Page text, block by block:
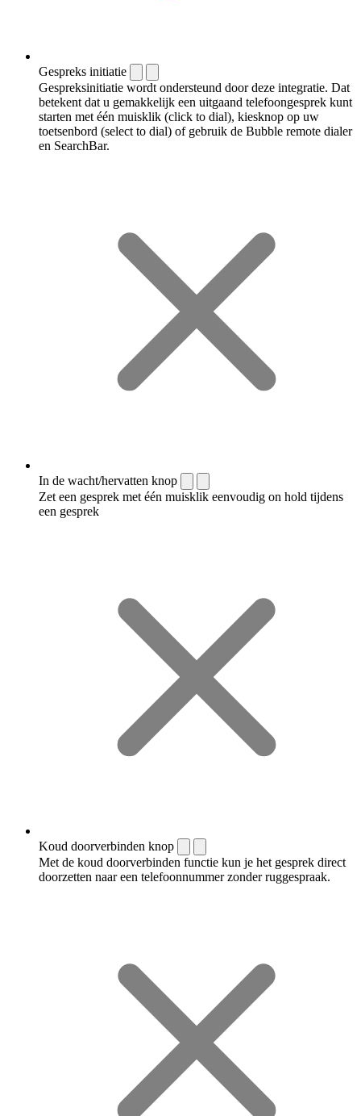
Gespreks initiatie
Gespreksinitiatie wordt ondersteund door deze integratie. Dat
betekent dat u gemakkelijk een uitgaand telefoongesprek kunt
starten met één muisklik (click to dial), kiesknop op uw
toetsenbord (select to dial) of gebruik de Bubble remote dialer
en SearchBar.
In de wacht/hervatten knop
Zet een gesprek met één muisklik eenvoudig on hold tijdens
een gesprek
Koud doorverbinden knop
Met de koud doorverbinden functie kun je het gesprek direct
doorzetten naar een telefoonnummer zonder ruggespraak.